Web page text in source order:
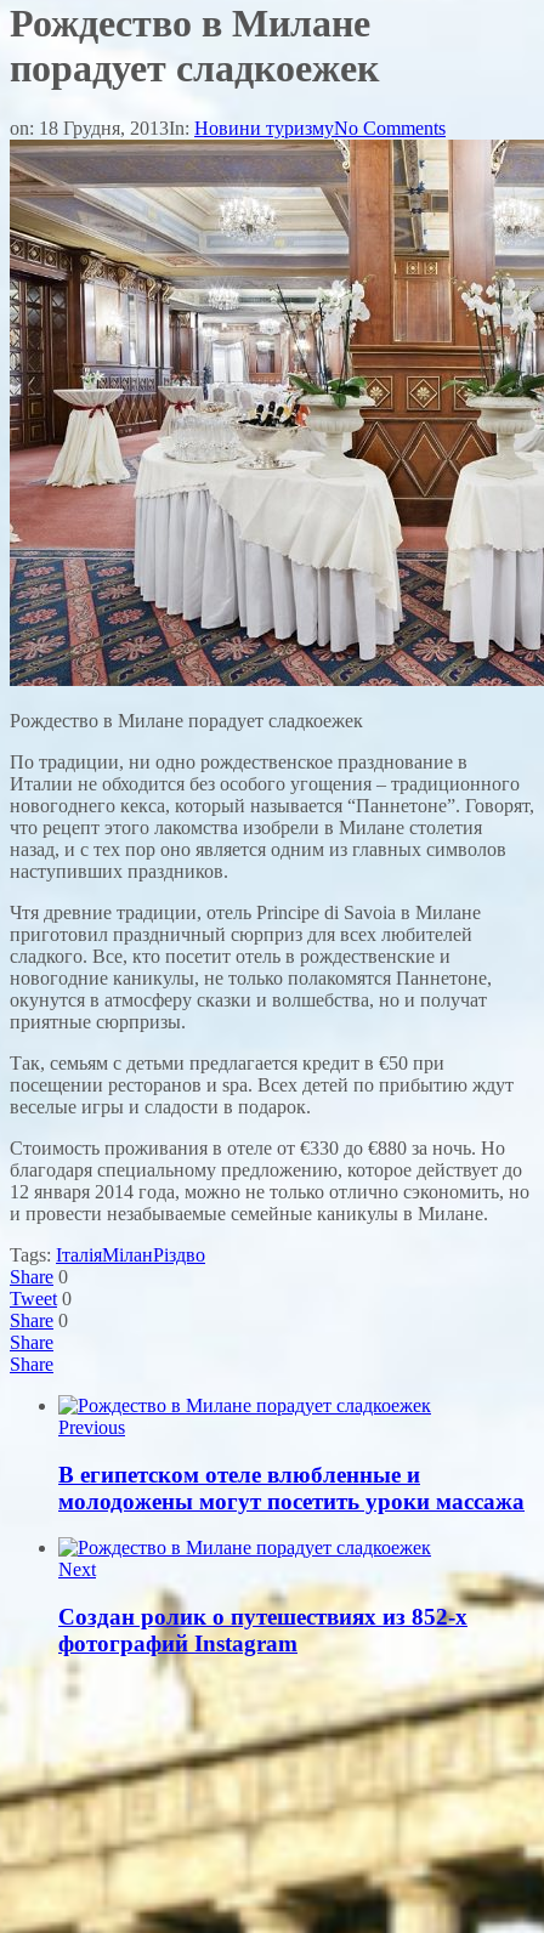
Рождество в Милане
порадует сладкоежек
on: 18 Грудня, 2013In: Новини туризмуNo Comments
Рождество в Милане порадует сладкоежек
По традиции, ни одно рождественское празднование в
Италии не обходится без особого угощения – традиционного
новогоднего кекса, который называется “Паннетоне”. Говорят,
что рецепт этого лакомства изобрели в Милане столетия
назад, и с тех пор оно является одним из главных символов
наступивших праздников.
Чтя древние традиции, отель Principe di Savoia в Милане
приготовил праздничный сюрприз для всех любителей
сладкого. Все, кто посетит отель в рождественские и
новогодние каникулы, не только полакомятся Паннетоне,
окунутся в атмосферу сказки и волшебства, но и получат
приятные сюрпризы.
Так, семьям с детьми предлагается кредит в €50 при
посещении ресторанов и spa. Всех детей по прибытию ждут
веселые игры и сладости в подарок.
Стоимость проживания в отеле от €330 до €880 за ночь. Но
благодаря специальному предложению, которое действует до
12 января 2014 года, можно не только отлично сэкономить, но
и провести незабываемые семейные каникулы в Милане.
Tags: ІталіяМіланРіздво
Share 0
Tweet 0
Share 0
Share
Share
Previous
В египетском отеле влюбленные и
молодожены могут посетить уроки массажа
Next
Создан ролик о путешествиях из 852-х
фотографий Instagram